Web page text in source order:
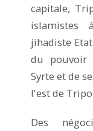
capitale,
islamistes
jihadiste
du pouvoir
Syrte et de
l'est de
Des